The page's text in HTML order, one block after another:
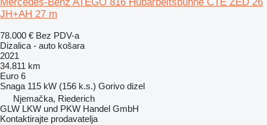
JH+AH 27 m
78.000 € Bez PDV-a
Dizalica - auto košara
2021
34.811 km
Euro 6
Snaga 115 kW (156 k.s.) Gorivo dizel
Njemačka, Riederich
GLW LKW und PKW Handel GmbH
Kontaktirajte prodavatelja